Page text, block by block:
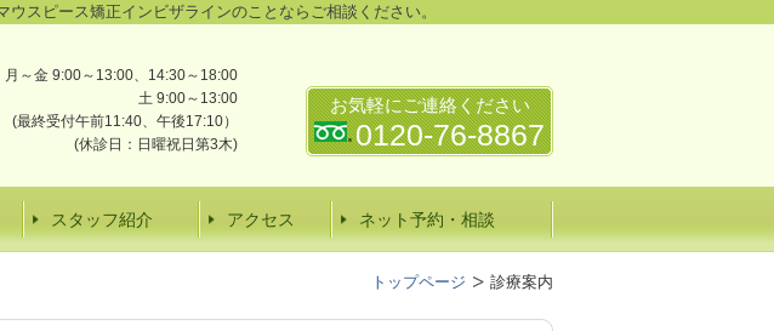
スピース矯正インビザラインのことならご相談ください。
月～金 9:00～13:00、14:30～18:00
土 9:00～13:00
(最終受付午前11:40、午後17:10）
(休診日：日曜祝日第3木)
お気軽にご連絡ください
0120-76-8867
スタッフ紹介 アクセス ネット予約・相談
トップページ 診療案内